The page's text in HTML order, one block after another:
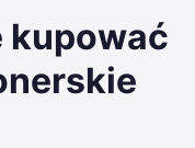
kupować